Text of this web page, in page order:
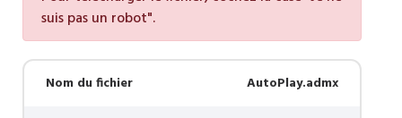
suis pas un robot".
Nom du fichier AutoPlay.admx